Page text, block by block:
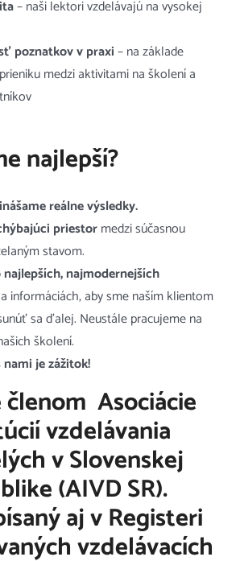
– naši lektori vzdelávajú na vysokej
poznatkov v praxi– na základe
medzi aktivitami na školení a
najlepší?
reálne výsledky.
priestormedzi súčasnou
stavom.
najmodernejších
informáciách, aby sme naším klientom
sa ďalej. Neustále pracujeme na
školení.
je zážitok!
členom Asociácie
vzdelávania
v Slovenskej
(AIVD SR).
aj vRegisteri
vzdelávacích